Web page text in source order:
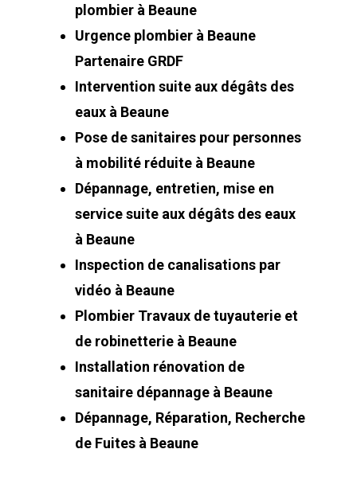
plombier à Beaune
Urgence plombier à Beaune
Partenaire GRDF
Intervention suite aux dégâts des
eaux à Beaune
Pose de sanitaires pour personnes
à mobilité réduite à Beaune
Dépannage, entretien, mise en
service suite aux dégâts des eaux
à Beaune
Inspection de canalisations par
vidéo à Beaune
Plombier Travaux de tuyauterie et
de robinetterie à Beaune
Installation rénovation de
sanitaire dépannage à Beaune
Dépannage, Réparation, Recherche
de Fuites à Beaune